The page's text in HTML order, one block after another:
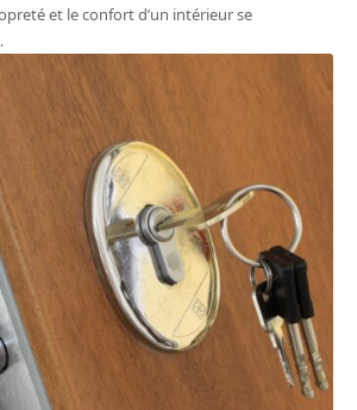
et le confort d’un intérieur se